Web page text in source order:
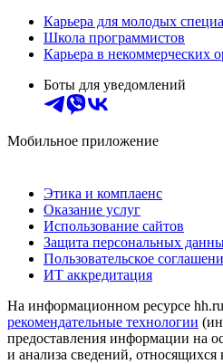
Карьера для молодых
Школа программистов
Карьера в некоммерческих
Боты для уведомлений
Мобильное приложение
Этика и комплаенс
Оказание услуг
Использование сайтов
Защита персональных
Пользовательское
ИТ аккредитация
На информационном ресурсе hh.ru
рекомендательные технологии
предоставления информации на
и анализа сведений,